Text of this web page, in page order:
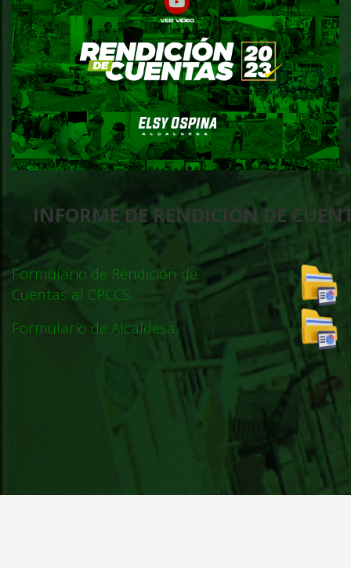
INFORME DE RENDICIÓN DE
Formulario de Rendición de
Cuentas al CPCCS.
Formulario de Alcaldesa.